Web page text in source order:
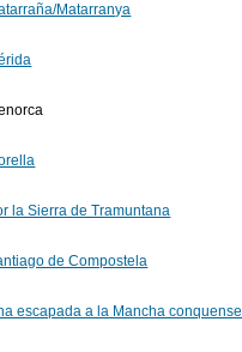
Matarranya
la Sierra de Tramuntana
de Compostela
escapada a la Mancha conquense